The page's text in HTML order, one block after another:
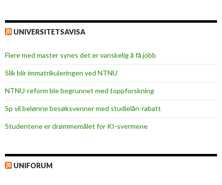
UNIVERSITETSAVISA
Flere med master synes det er vanskelig å få jobb
Slik blir immatrikuleringen ved NTNU
NTNU-reform ble begrunnet med toppforskning
Sp vil belønne besøksvenner med studielån-rabatt
Studentene er drømmemålet for KI-svermene
UNIFORUM